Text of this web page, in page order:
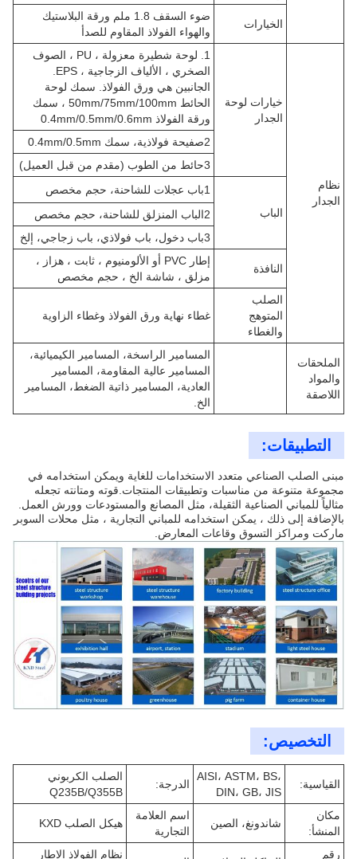
الخيارات
ضوء السقف 1.8 ملم ورقة البلاستيك
والهواء الفولاذ المقاوم للصدأ
نظام
الجدار
خيارات لوحة
الجدار
1. لوحة شطيرة معزولة ، PU ، الصوف
الجانبين هي ورق الفولاذ. سمك لوحة
الحائط 50mm/75mm/100mm ، سمك
ورقة الفولاذ 0.4mm/0.5mm/0.6mm
2صفيحة فولاذية، سمك 0.4mm/0.5mm
3حائط من الطوب (مقدم من قبل العميل)
الباب
1باب عجلات للشاحنة، حجم مخصص
2الباب المنزلق للشاحنة، حجم مخصص
3باب دخول، باب فولاذي، باب زجاجي، إلخ
النافذة
إطار PVC أو الألومنيوم ، ثابت ، هزاز ،
مزلق ، شاشة الخ ، حجم مخصص
الصلب
المتوهج
والغطاء
غطاء نهاية ورق الفولاذ وغطاء الزاوية
الملحقات
والمواد
اللاصقة
المسامير الراسخة، المسامير الكيميائية،
المسامير عالية المقاومة، المسامير
العادية، المسامير ذاتية الضغط، المسامير
الخ.
التطبيقات:
مبنى الصلب الصناعي متعدد الاستخدامات للغاية ويمكن استخدامه في
مجموعة متنوعة من مناسبات وتطبيقات المنتجات.قوته ومتانته تجعله
مثالياً للمباني الصناعية الثقيلة، مثل المصانع والمستودعات وورش العمل.
بالإضافة إلى ذلك ، يمكن استخدامه للمباني التجارية ، مثل محلات السوبر
ماركت ومراكز التسوق وقاعات المعارض.
التخصيص:
القياسية:
AISI، ASTM، BS،
DIN، GB، JIS
الدرجة:
الصلب الكربوني
Q235B/Q355B
مكان
المنشأ:
شاندونغ، الصين
اسم العلامة
التجارية
هيكل الصلب KXD
رقم نظام الفولاذ الإطار